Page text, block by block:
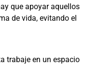
que apoyar aquellos
de vida, evitando el
trabaje en un espacio